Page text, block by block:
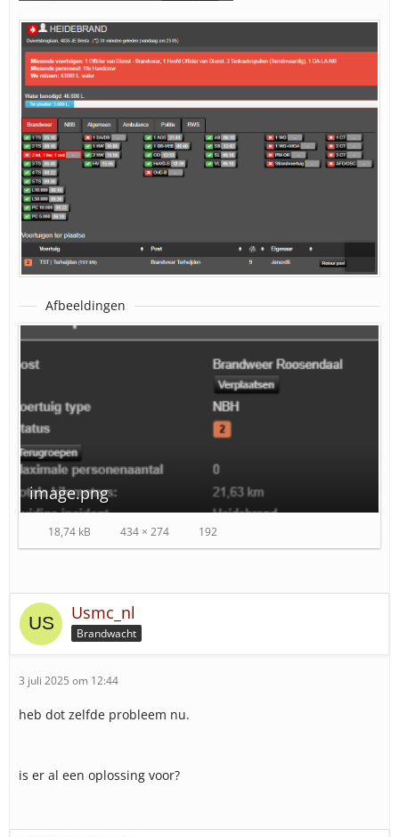
Afbeeldingen
image.png
18,74 kB 434 × 274 192
Usmc_nl
Brandwacht
3 juli 2025 om 12:44
heb dot zelfde probleem nu.
is er al een oplossing voor?